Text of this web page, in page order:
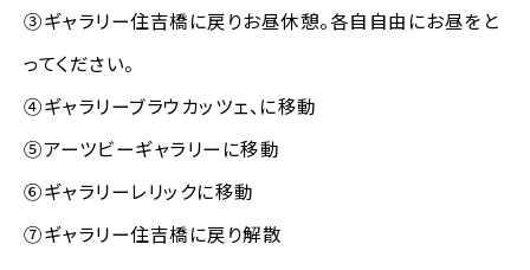
③ギャラリー住吉橋に戻りお昼休憩。各自自由にお昼をと
ってください。
④ギャラリーブラウカッツェ、に移動
⑤アーツビーギャラリーに移動
⑥ギャラリーレリックに移動
⑦ギャラリー住吉橋に戻り解散